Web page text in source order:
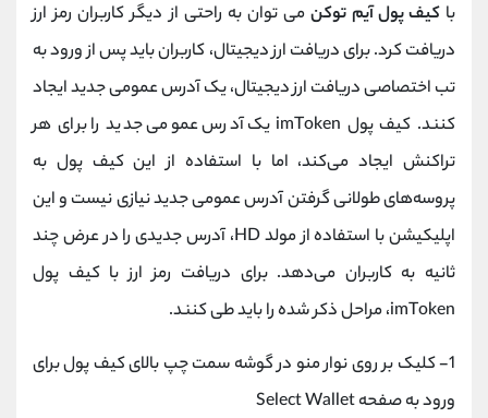
باکیف پول آیم توکنمی توان به راحتی از دیگر کاربران رمز ارز
دریافت کرد. برای دریافت ارز دیجیتال، کاربران باید پس از ورود به
تب اختصاصی دریافت ارز دیجیتال، یک آدرس عمومی جدید ایجاد
کنند. کیف پول imToken یک آدرس عمومی جدید را برای هر
تراکنش ایجاد می‌کند، اما با استفاده از این کیف پول به
پروسه‌های طولانی گرفتن آدرس عمومی جدید نیازی نیست و این
اپلیکیشن با استفاده از مولد HD، آدرس جدیدی را در عرض چند
ثانیه به کاربران می‌دهد. برای دریافت رمز ارز با کیف پول
imToken، مراحل ذکر شده را باید طی کنند.
1- کلیک بر روی نوار منو در گوشه سمت چپ بالای کیف پول برای
ورود به صفحه Select Wallet